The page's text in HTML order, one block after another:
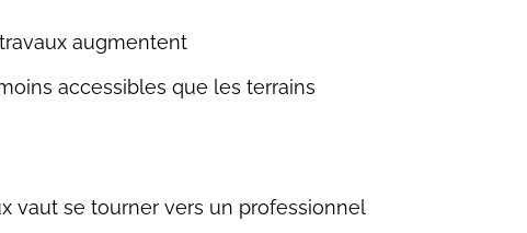
augmentent
accessibles que les terrains
vaut se tourner vers un professionnel